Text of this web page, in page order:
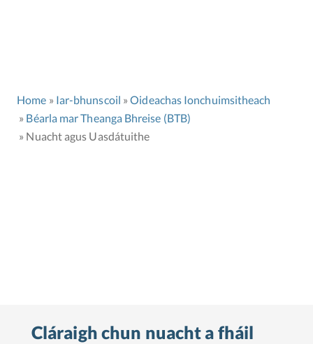
Home Iar-bhunscoil
Oideachas Ionchuimsitheach
Béarla mar Theanga Bhreise (BTB)
Nuacht agus Uasdátuithe
Cláraigh chun nuacht a fháil